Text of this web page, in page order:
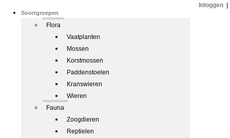
Soortgroepen
Flora
Vaatplanten
Mossen
Korstmossen
Paddenstoelen
Kranswieren
Wieren
Fauna
Zoogdieren
Reptielen
Inloggen